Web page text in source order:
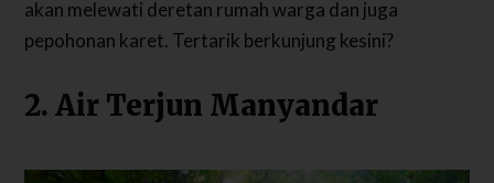
akan melewati deretan rumah warga dan juga
pepohonan karet. Tertarik berkunjung kesini?
2. Air Terjun Manyandar